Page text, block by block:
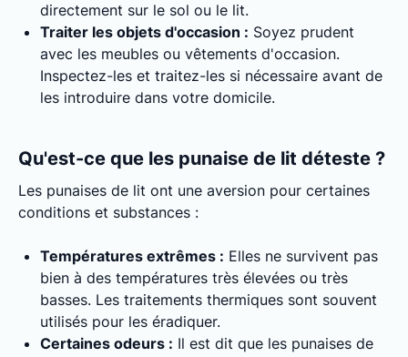
directement sur le sol ou le lit.
Traiter les objets d'occasion : Soyez prudent
avec les meubles ou vêtements d'occasion.
Inspectez-les et traitez-les si nécessaire avant de
les introduire dans votre domicile.
Qu'est-ce que les punaise de lit déteste ?
Les punaises de lit ont une aversion pour certaines
conditions et substances :
Températures extrêmes : Elles ne survivent pas
bien à des températures très élevées ou très
basses. Les traitements thermiques sont souvent
utilisés pour les éradiquer.
Certaines odeurs : Il est dit que les punaises de